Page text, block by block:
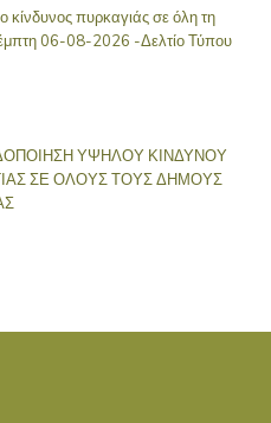
κίνδυνος πυρκαγιάς σε όλη τη
06-08-2026 -Δελτίο Τύπου
ΥΨΗΛΟΥ ΚΙΝΔΥΝΟΥ
ΣΕ ΟΛΟΥΣ ΤΟΥΣ ΔΗΜΟΥΣ